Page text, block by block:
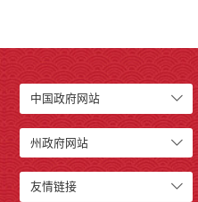
中国政府网站
州政府网站
友情链接